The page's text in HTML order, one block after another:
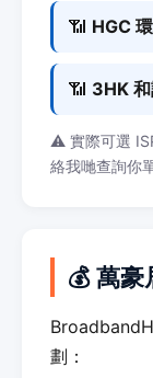
📶 HGC
📶 3HK
⚠️ 實際可選
絡我哋查詢你
💰 萬豪
劃：